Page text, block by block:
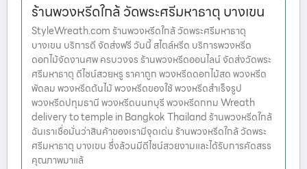
ร้านพวงหรีดใกล้ วัดพระศรีมหาธาตุ บางเขน
StyleWreath.com ร้านพวงหรีดใกล้ วัดพระศรีมหาธาตุ
บางเขน บริการดี จัดส่งฟรี วันนี้ สไตล์หรีด บริการพวงหรีด
ดอกไม้จัดงานศพ ครบวงจร ร้านพวงหรีดออนไลน์ จัดส่งวัดพระ
ศรีมหาธาตุ ดีไซน์สวยหรู ราคาถูก พวงหรีดดอกไม้สด พวงหรีด
พัดลม พวงหรีดต้นไม้ พวงหรีดของใช้ พวงหรีดสำเร็จรูป
พวงหรีดปทุมธานี พวงหรีดนนทบุรี พวงหรีดกทม Wreath
delivery to temple in Bangkok Thailand ร้านพวงหรีดใกล้
ฉันเราเชื่อมั่นว่าสินค้าของเรามีจุดเด่น ร้านพวงหรีดใกล้ วัดพระ
ศรีมหาธาตุ บางเขน ซึ่งล้วนมีดีไซน์สวยงามและได้รับการคัดสรร
คุณภาพมาแล้